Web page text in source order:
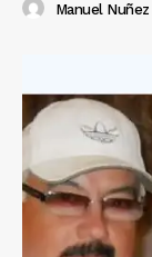
Manuel Nuñez